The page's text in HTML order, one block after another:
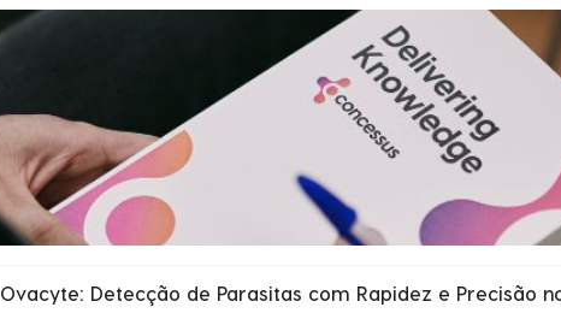
Ovacyte: Detecção de Parasitas com Rapidez e Precisão